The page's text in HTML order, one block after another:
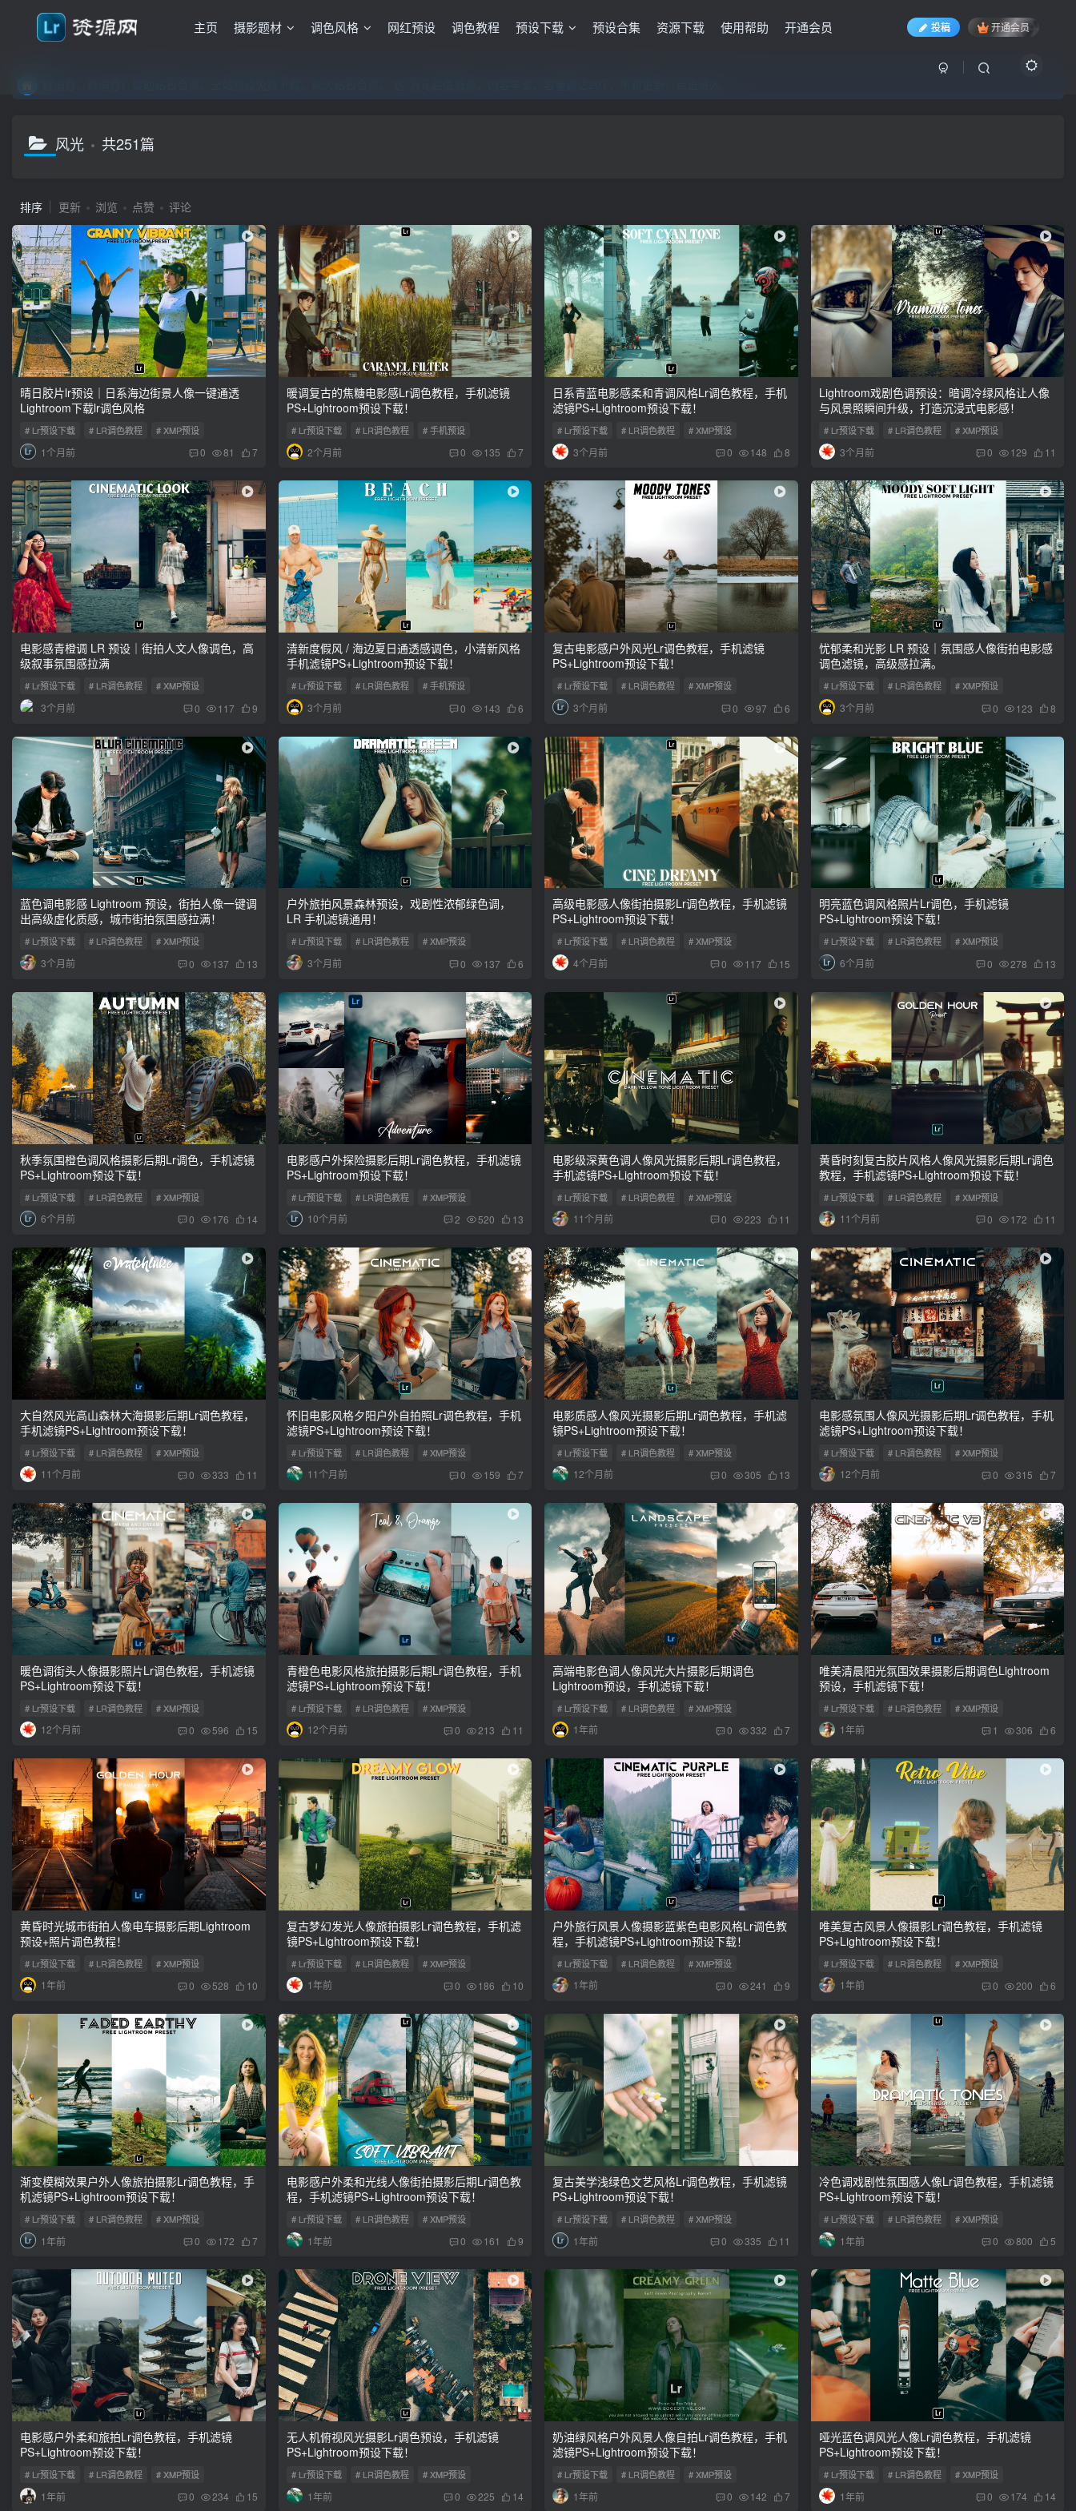
主页 摄影题材 调色风格 网红预设 调色教程 预设下载 预设合集 资源下载 使用帮助 开通会员 投稿 开通会员
好消息，好消息！赞助钻石会员，全站预设免费下载，永久钻石会员，”送“万元超值资源，内容丰富，容量高达20T，不断更新！点击进入……
风光 共251篇
排序 更新 浏览 点赞 评论
晴日胶片lr预设｜日系海边街景人像一键通透
Lightroom下载lr调色风格
# Lr预设下载 # LR调色教程 # XMP预设
1个月前 0 81 7
暖调复古的焦糖电影感Lr调色教程，手机滤镜
PS+Lightroom预设下载！
# Lr预设下载 # LR调色教程 # 手机预设
2个月前 0 135 7
日系青蓝电影感柔和青调风格Lr调色教程，手机
滤镜PS+Lightroom预设下载！
# Lr预设下载 # LR调色教程 # XMP预设
3个月前 0 148 8
Lightroom戏剧色调预设：暗调冷绿风格让人像
与风景照瞬间升级，打造沉浸式电影感！
# Lr预设下载 # LR调色教程 # XMP预设
3个月前 0 129 11
电影感青橙调 LR 预设｜街拍人文人像调色，高
级叙事氛围感拉满
# Lr预设下载 # LR调色教程 # XMP预设
3个月前 0 117 9
清新度假风 / 海边夏日通透感调色，小清新风格
手机滤镜PS+Lightroom预设下载！
# Lr预设下载 # LR调色教程 # 手机预设
3个月前 0 143 6
复古电影感户外风光Lr调色教程，手机滤镜
PS+Lightroom预设下载！
# Lr预设下载 # LR调色教程 # XMP预设
3个月前 0 97 6
忧郁柔和光影 LR 预设｜氛围感人像街拍电影感
调色滤镜，高级感拉满。
# Lr预设下载 # LR调色教程 # XMP预设
3个月前 0 123 8
蓝色调电影感 Lightroom 预设，街拍人像一键调
出高级虚化质感，城市街拍氛围感拉满！
# Lr预设下载 # LR调色教程 # XMP预设
3个月前 0 137 13
户外旅拍风景森林预设，戏剧性浓郁绿色调，
LR 手机滤镜通用！
# Lr预设下载 # LR调色教程 # XMP预设
3个月前 0 137 6
高级电影感人像街拍摄影Lr调色教程，手机滤镜
PS+Lightroom预设下载！
# Lr预设下载 # LR调色教程 # XMP预设
4个月前 0 117 15
明亮蓝色调风格照片Lr调色，手机滤镜
PS+Lightroom预设下载！
# Lr预设下载 # LR调色教程 # XMP预设
6个月前 0 278 13
秋季氛围橙色调风格摄影后期Lr调色，手机滤镜
PS+Lightroom预设下载！
# Lr预设下载 # LR调色教程 # XMP预设
6个月前 0 176 14
电影感户外探险摄影后期Lr调色教程，手机滤镜
PS+Lightroom预设下载！
# Lr预设下载 # LR调色教程 # XMP预设
10个月前 2 520 13
电影级深黄色调人像风光摄影后期Lr调色教程，
手机滤镜PS+Lightroom预设下载！
# Lr预设下载 # LR调色教程 # XMP预设
11个月前 0 223 11
黄昏时刻复古胶片风格人像风光摄影后期Lr调色
教程，手机滤镜PS+Lightroom预设下载！
# Lr预设下载 # LR调色教程 # XMP预设
11个月前 0 172 11
大自然风光高山森林大海摄影后期Lr调色教程，
手机滤镜PS+Lightroom预设下载！
# Lr预设下载 # LR调色教程 # XMP预设
11个月前 0 333 11
怀旧电影风格夕阳户外自拍照Lr调色教程，手机
滤镜PS+Lightroom预设下载！
# Lr预设下载 # LR调色教程 # XMP预设
11个月前 0 159 7
电影质感人像风光摄影后期Lr调色教程，手机滤
镜PS+Lightroom预设下载！
# Lr预设下载 # LR调色教程 # XMP预设
12个月前 0 305 13
电影感氛围人像风光摄影后期Lr调色教程，手机
滤镜PS+Lightroom预设下载！
# Lr预设下载 # LR调色教程 # XMP预设
12个月前 0 315 7
暖色调街头人像摄影照片Lr调色教程，手机滤镜
PS+Lightroom预设下载！
# Lr预设下载 # LR调色教程 # XMP预设
12个月前 0 596 15
青橙色电影风格旅拍摄影后期Lr调色教程，手机
滤镜PS+Lightroom预设下载！
# Lr预设下载 # LR调色教程 # XMP预设
12个月前 0 213 11
高端电影色调人像风光大片摄影后期调色
Lightroom预设，手机滤镜下载！
# Lr预设下载 # LR调色教程 # XMP预设
1年前 0 332 7
唯美清晨阳光氛围效果摄影后期调色Lightroom
预设，手机滤镜下载！
# Lr预设下载 # LR调色教程 # XMP预设
1年前 1 306 6
黄昏时光城市街拍人像电车摄影后期Lightroom
预设+照片调色教程！
# Lr预设下载 # LR调色教程 # XMP预设
1年前 0 528 10
复古梦幻发光人像旅拍摄影Lr调色教程，手机滤
镜PS+Lightroom预设下载！
# Lr预设下载 # LR调色教程 # XMP预设
1年前 0 186 10
户外旅行风景人像摄影蓝紫色电影风格Lr调色教
程，手机滤镜PS+Lightroom预设下载！
# Lr预设下载 # LR调色教程 # XMP预设
1年前 0 241 9
唯美复古风景人像摄影Lr调色教程，手机滤镜
PS+Lightroom预设下载！
# Lr预设下载 # LR调色教程 # XMP预设
1年前 0 200 6
渐变模糊效果户外人像旅拍摄影Lr调色教程，手
机滤镜PS+Lightroom预设下载！
# Lr预设下载 # LR调色教程 # XMP预设
1年前 0 172 7
电影感户外柔和光线人像街拍摄影后期Lr调色教
程，手机滤镜PS+Lightroom预设下载！
# Lr预设下载 # LR调色教程 # XMP预设
1年前 0 161 9
复古美学浅绿色文艺风格Lr调色教程，手机滤镜
PS+Lightroom预设下载！
# Lr预设下载 # LR调色教程 # XMP预设
1年前 0 335 11
冷色调戏剧性氛围感人像Lr调色教程，手机滤镜
PS+Lightroom预设下载！
# Lr预设下载 # LR调色教程 # XMP预设
1年前 0 800 5
电影感户外柔和旅拍Lr调色教程，手机滤镜
PS+Lightroom预设下载！
# Lr预设下载 # LR调色教程 # XMP预设
1年前 0 234 15
无人机俯视风光摄影Lr调色预设，手机滤镜
PS+Lightroom预设下载！
# Lr预设下载 # LR调色教程 # XMP预设
1年前 0 225 14
奶油绿风格户外风景人像自拍Lr调色教程，手机
滤镜PS+Lightroom预设下载！
# Lr预设下载 # LR调色教程 # XMP预设
1年前 0 142 7
哑光蓝色调风光人像Lr调色教程，手机滤镜
PS+Lightroom预设下载！
# Lr预设下载 # LR调色教程 # XMP预设
1年前 0 174 14